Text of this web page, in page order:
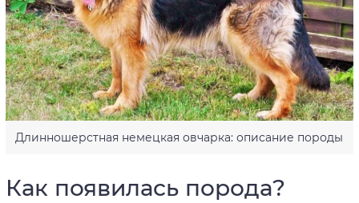
Длинношерстная немецкая овчарка: описание породы
Как появилась порода?